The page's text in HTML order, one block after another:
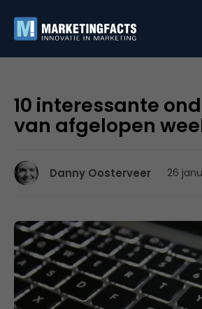
10 interessante
van afgelopen
Danny Oosterveer 26